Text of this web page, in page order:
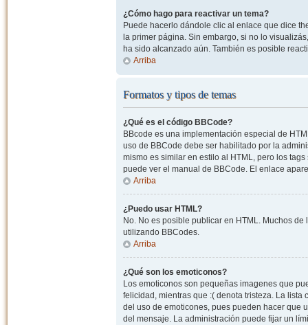
¿Cómo hago para reactivar un tema?
Puede hacerlo dándole clic al enlace que dice
la primer página. Sin embargo, si no lo
ha sido alcanzado aún. También es posible
Arriba
Formatos y tipos de temas
¿Qué es el código BBCode?
BBcode es una implementación especial de
uso de BBCode debe ser habilitado por la
mismo es similar en estilo al HTML, pero los
puede ver el manual de BBCode. El enlace
Arriba
¿Puedo usar HTML?
No. No es posible publicar en HTML. Muchos
utilizando BBCodes.
Arriba
¿Qué son los emoticonos?
Los emoticonos son pequeñas imagenes que
felicidad, mientras que :( denota tristeza. La
del uso de emoticones, pues pueden hacer que
del mensaje. La administración puede fijar un